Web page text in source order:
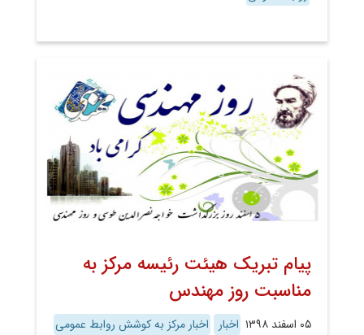
پیام تبریک هیئت رئیسه مرکز به
مناسبت روز مهندس
۰۵ اسفند ۱۳۹۸ اخبار
اخبار مرکز به کوشش روابط عمومی